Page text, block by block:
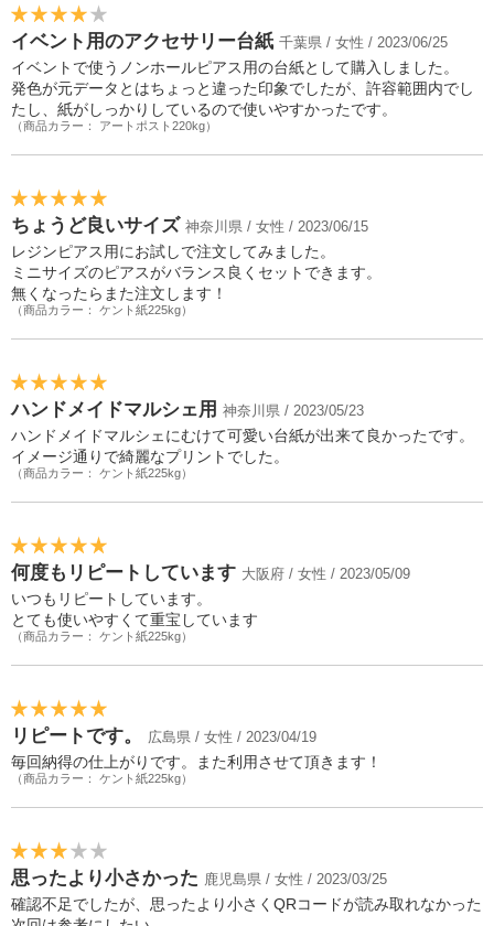
イベント用のアクセサリー台紙 千葉県 / 女性 / 2023/06/25
イベントで使うノンホールピアス用の台紙として購入しました。
発色が元データとはちょっと違った印象でしたが、許容範囲内でし
たし、紙がしっかりしているので使いやすかったです。
（商品カラー： アートポスト220kg）
ちょうど良いサイズ 神奈川県 / 女性 / 2023/06/15
レジンピアス用にお試しで注文してみました。
ミニサイズのピアスがバランス良くセットできます。
無くなったらまた注文します！
（商品カラー： ケント紙225kg）
ハンドメイドマルシェ用 神奈川県 / 2023/05/23
ハンドメイドマルシェにむけて可愛い台紙が出来て良かったです。
イメージ通りで綺麗なプリントでした。
（商品カラー： ケント紙225kg）
何度もリピートしています 大阪府 / 女性 / 2023/05/09
いつもリピートしています。
とても使いやすくて重宝しています
（商品カラー： ケント紙225kg）
リピートです。 広島県 / 女性 / 2023/04/19
毎回納得の仕上がりです。また利用させて頂きます！
（商品カラー： ケント紙225kg）
思ったより小さかった 鹿児島県 / 女性 / 2023/03/25
確認不足でしたが、思ったより小さくQRコードが読み取れなかった